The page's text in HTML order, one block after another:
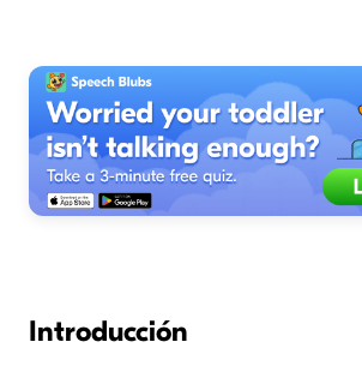
Introducción